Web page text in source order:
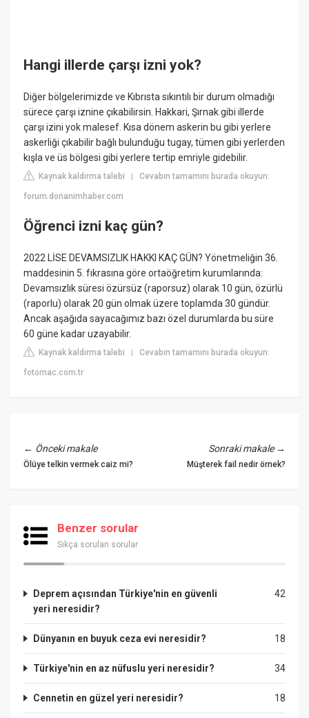
Hangi illerde çarşı izni yok?
Diğer bölgelerimizde ve Kıbrısta sıkıntılı bir durum olmadığı
sürece çarşı iznine çıkabilirsin. Hakkari, Şırnak gibi illerde
çarşı izini yok malesef. Kısa dönem askerin bu gibi yerlere
askerliği çıkabilir bağlı bulunduğu tugay, tümen gibi yerlerden
kışla ve üs bölgesi gibi yerlere tertip emriyle gidebilir.
Kaynak kaldırma talebi |Cevabın tamamını burada okuyun:
forum.donanimhaber.com
Öğrenci izni kaç gün?
2022 LİSE DEVAMSIZLIK HAKKI KAÇ GÜN? Yönetmeliğin 36.
maddesinin 5. fıkrasına göre ortaöğretim kurumlarında:
Devamsızlık süresi özürsüz (raporsuz) olarak 10 gün, özürlü
(raporlu) olarak 20 gün olmak üzere toplamda 30 gündür.
Ancak aşağıda sayacağımız bazı özel durumlarda bu süre
60 güne kadar uzayabilir.
Kaynak kaldırma talebi |Cevabın tamamını burada okuyun:
fotomac.com.tr
← Önceki makale
Ölüye telkin vermek caiz mi?
Sonraki makale→
Müşterek fail nedir örnek?
Benzer sorular
Sıkça sorulan sorular
42
Deprem açısından Türkiye'nin en güvenli
yeri neresidir?
18
Dünyanın en buyuk ceza evi neresidir?
34
Türkiye'nin en az nüfuslu yeri neresidir?
18
Cennetin en güzel yeri neresidir?